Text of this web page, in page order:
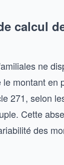
calcul
ne
montant en
271, selon
Cette
des